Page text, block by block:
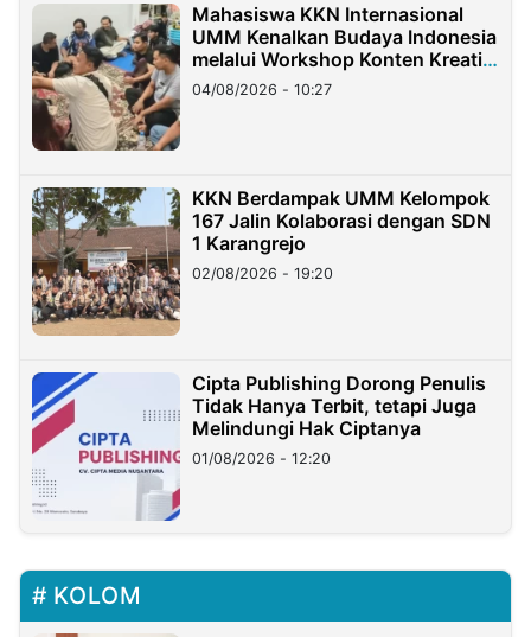
Mahasiswa KKN Internasional
UMM Kenalkan Budaya Indonesia
melalui Workshop Konten Kreatif
di Taiwan
04/08/2026 - 10:27
KKN Berdampak UMM Kelompok
167 Jalin Kolaborasi dengan SDN
1 Karangrejo
02/08/2026 - 19:20
Cipta Publishing Dorong Penulis
Tidak Hanya Terbit, tetapi Juga
Melindungi Hak Ciptanya
01/08/2026 - 12:20
KOLOM